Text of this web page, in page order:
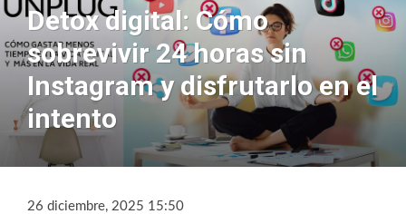
Detox digital: Cómo
sobrevivir 24 horas sin
Instagram y disfrutarlo en el
intento
26 diciembre, 2025 15:50